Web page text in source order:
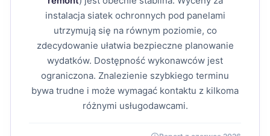
instalacja siatek ochronnych pod panelami
utrzymują się na równym poziomie, co
zdecydowanie ułatwia bezpieczne planowanie
wydatków. Dostępność wykonawców jest
ograniczona. Znalezienie szybkiego terminu
bywa trudne i może wymagać kontaktu z kilkoma
różnymi usługodawcami.